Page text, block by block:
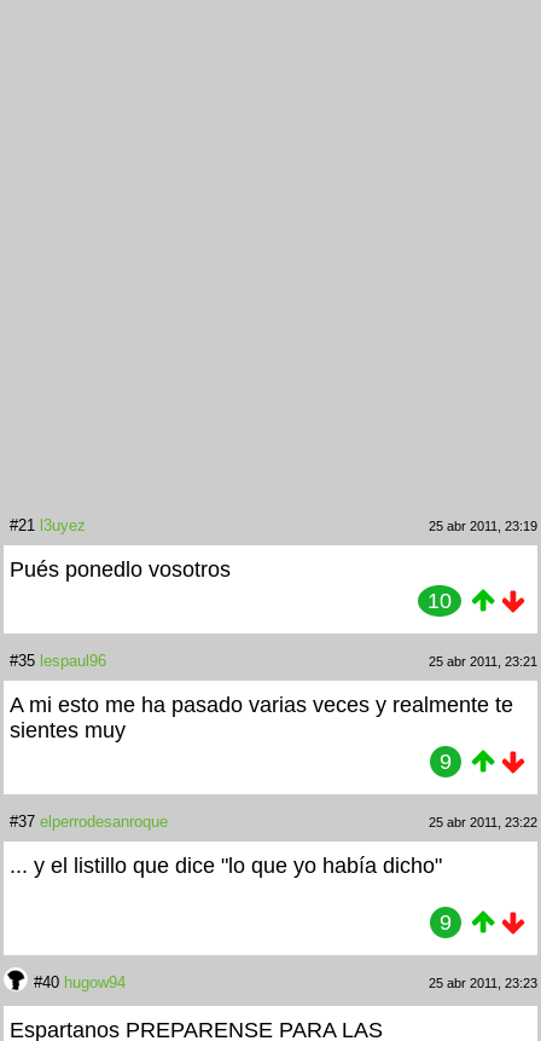
#21 l3uyez 25 abr 2011, 23:19
Pués ponedlo vosotros
10
#35 lespaul96 25 abr 2011, 23:21
A mi esto me ha pasado varias veces y realmente te
sientes muy
9
#37 elperrodesanroque 25 abr 2011, 23:22
... y el listillo que dice "lo que yo había dicho"
9
#40 hugow94 25 abr 2011, 23:23
Espartanos PREPARENSE PARA LAS